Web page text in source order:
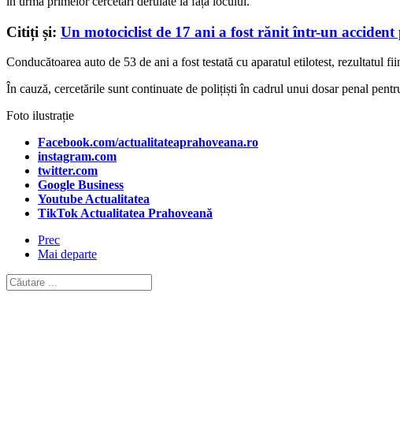
Citiți și: Un motociclist de 17 ani a fost rănit într-un
Conducătoarea auto de 53 de ani a fost testată cu aparatul etilotest, rezultatul
În cauză, cercetările sunt continuate de polițiști în cadrul unui dosar penal
Foto ilustrație
Facebook.com/actualitateaprahoveana.ro
instagram.com
twitter.com
Google Business
Youtube Actualitatea
TikTok Actualitatea Prahoveană
Prec
Mai departe